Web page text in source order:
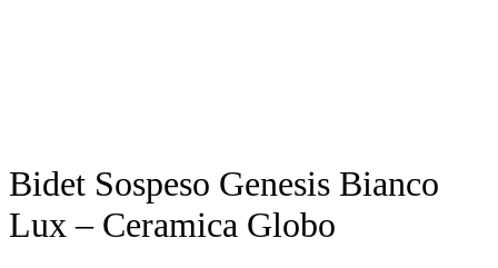
Bidet Sospeso Genesis Bianco
Lux – Ceramica Globo